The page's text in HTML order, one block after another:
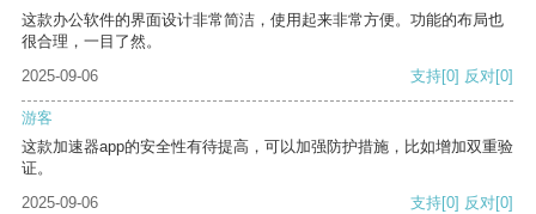
这款办公软件的界面设计非常简洁，使用起来非常方便。功能的布局也
很合理，一目了然。
2025-09-06
支持[0] 反对[0]
游客
这款加速器app的安全性有待提高，可以加强防护措施，比如增加双重验
证。
2025-09-06
支持[0] 反对[0]